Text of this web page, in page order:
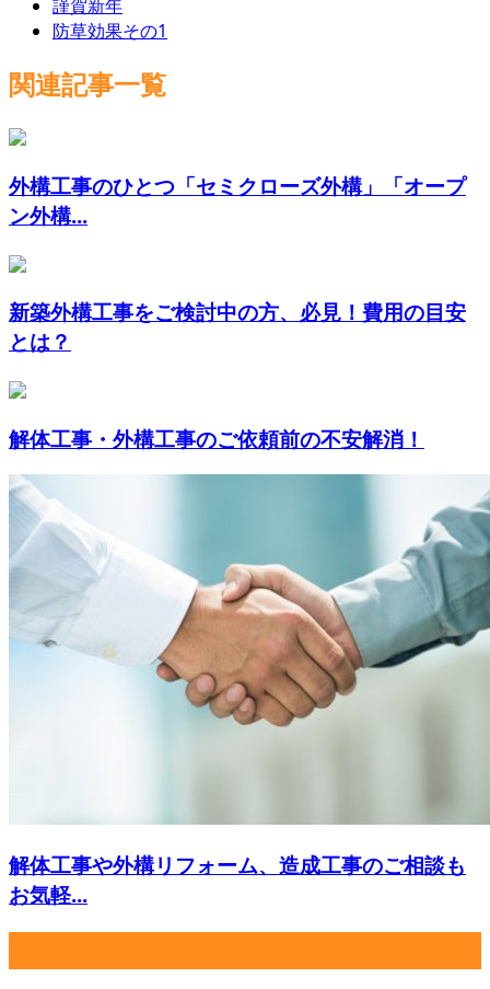
謹賀新年
防草効果その1
関連記事一覧
外構工事のひとつ「セミクローズ外構」「オープ
ン外構...
新築外構工事をご検討中の方、必見！費用の目安
とは？
解体工事・外構工事のご依頼前の不安解消！
解体工事や外構リフォーム、造成工事のご相談も
お気軽...